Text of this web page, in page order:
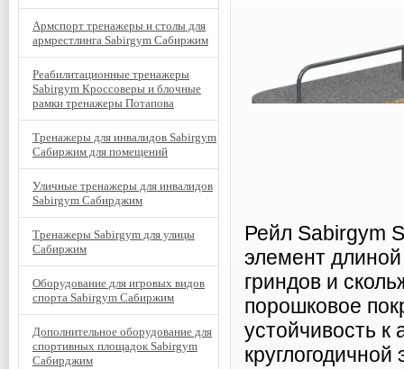
Рейл Sabirgym
элемент
гриндов и
порошковое
устойчивость
круглогодичной
Армспорт тренажеры и столы для
армрестлинга Sabirgym Сабиржим
Реабилитационные тренажеры
Sabirgym Кроссоверы и блочные
рамки тренажеры Потапова
Тренажеры для инвалидов Sabirgym
Сабиржим для помещений
Уличные тренажеры для инвалидов
Sabirgym Сабирджим
Тренажеры Sabirgym для улицы
Сабиржим
Оборудование для игровых видов
спорта Sabirgym Сабиржим
Дополнительное оборудование для
спортивных площадок Sabirgym
Сабирджим